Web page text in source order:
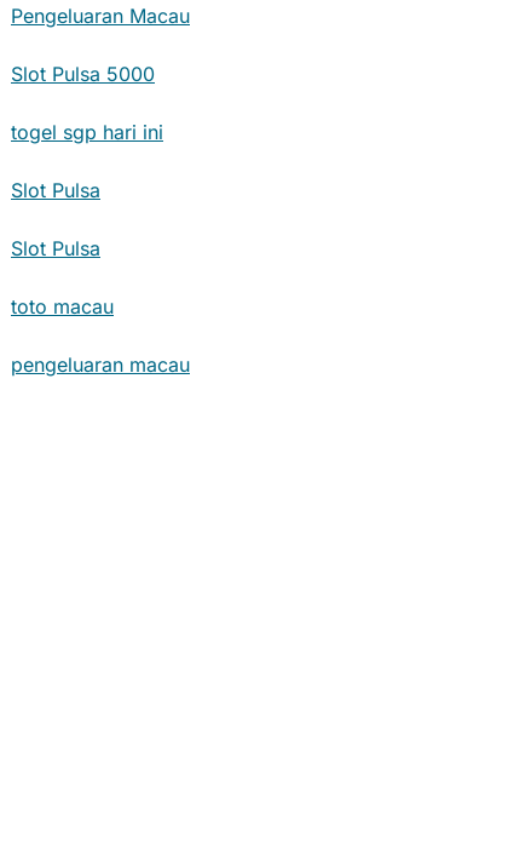
Pengeluaran Macau
Slot Pulsa 5000
togel sgp hari ini
Slot Pulsa
Slot Pulsa
toto macau
pengeluaran macau